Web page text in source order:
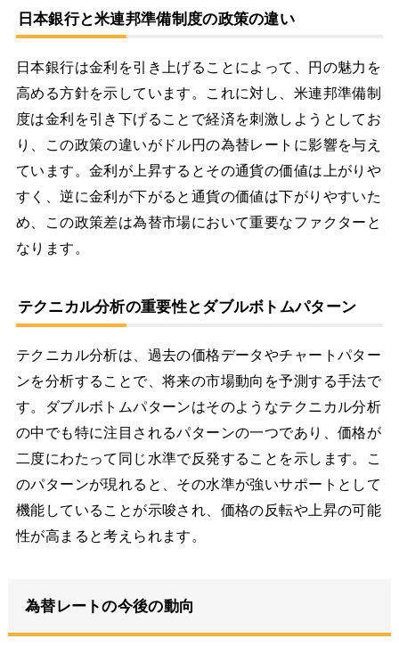
日本銀行と米連邦準備制度の政策の違い
日本銀行は金利を引き上げることによって、円の魅力を
高める方針を示しています。これに対し、米連邦準備制
度は金利を引き下げることで経済を刺激しようとしてお
り、この政策の違いがドル円の為替レートに影響を与え
ています。金利が上昇するとその通貨の価値は上がりや
すく、逆に金利が下がると通貨の価値は下がりやすいた
め、この政策差は為替市場において重要なファクターと
なります。
テクニカル分析の重要性とダブルボトムパターン
テクニカル分析は、過去の価格データやチャートパター
ンを分析することで、将来の市場動向を予測する手法で
す。ダブルボトムパターンはそのようなテクニカル分析
の中でも特に注目されるパターンの一つであり、価格が
二度にわたって同じ水準で反発することを示します。こ
のパターンが現れると、その水準が強いサポートとして
機能していることが示唆され、価格の反転や上昇の可能
性が高まると考えられます。
為替レートの今後の動向